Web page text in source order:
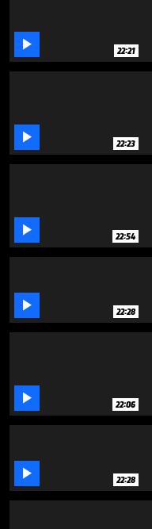
12
seconds
 22:21
 22:23
 22:54
 22:28
 22:06
 22:28